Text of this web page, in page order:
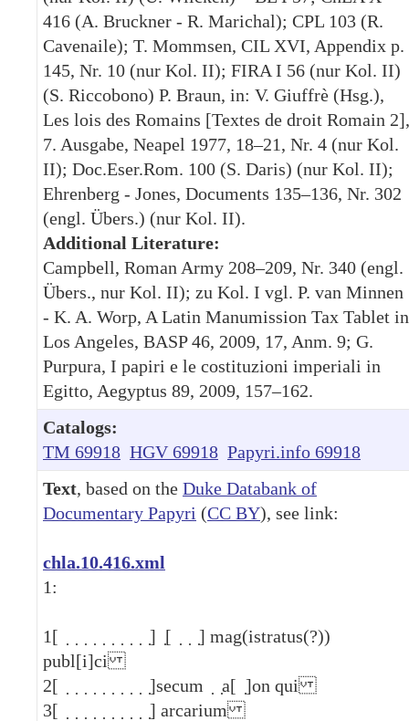
416 (A. Bruckner - R. Marichal); CPL 103 (R.
Cavenaile); T. Mommsen, CIL XVI, Appendix p.
145, Nr. 10 (nur Kol. II); FIRA I 56 (nur Kol. II)
(S. Riccobono) P. Braun, in: V. Giuffrè (Hsg.),
Les lois des Romains [Textes de droit Romain 2],
7. Ausgabe, Neapel 1977, 18–21, Nr. 4 (nur Kol.
II); Doc.Eser.Rom. 100 (S. Daris) (nur Kol. II);
Ehrenberg - Jones, Documents 135–136, Nr. 302
(engl. Übers.) (nur Kol. II).
Additional Literature:
Campbell, Roman Army 208–209, Nr. 340 (engl.
Übers., nur Kol. II); zu Kol. I vgl. P. van Minnen
- K. A. Worp, A Latin Manumission Tax Tablet in
Los Angeles, BASP 46, 2009, 17, Anm. 9; G.
Purpura, I papiri e le costituzioni imperiali in
Egitto, Aegyptus 89, 2009, 157–162.
Catalogs:
TM 69918 HGV 69918 Papyri.info 69918
Text, based on the Duke Databank of
Documentary Papyri (CC BY), see link:
chla.10.416.xml
1:
1[ ̣ ̣ ̣ ̣ ̣ ̣ ̣ ̣ ̣ ̣] ̣[ ̣ ̣ ̣] mag(istratus(?))
publ[i]ci
2[ ̣ ̣ ̣ ̣ ̣ ̣ ̣ ̣ ̣ ̣]secum ̣ ̣a[ ̣]on qui
3[ ̣ ̣ ̣ ̣ ̣ ̣ ̣ ̣ ̣ ̣] arcarium